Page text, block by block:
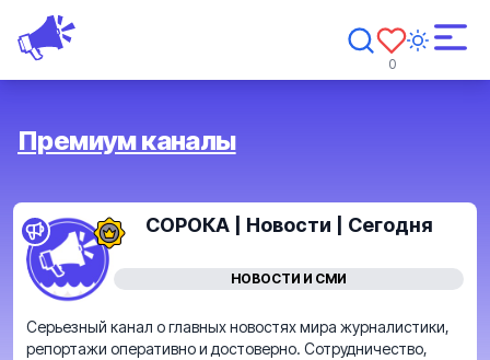
0
Премиум каналы
СОРОКА | Новости | Сегодня
НОВОСТИ И СМИ
Серьезный канал о главных новостях мира журналистики,
репортажи оперативно и достоверно. Сотрудничество,